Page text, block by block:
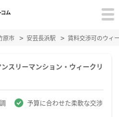
原市 安芸長浜駅 賃料交渉可のウィ
スリーマンション・ウィークリ
予算に合わせた柔軟な交渉